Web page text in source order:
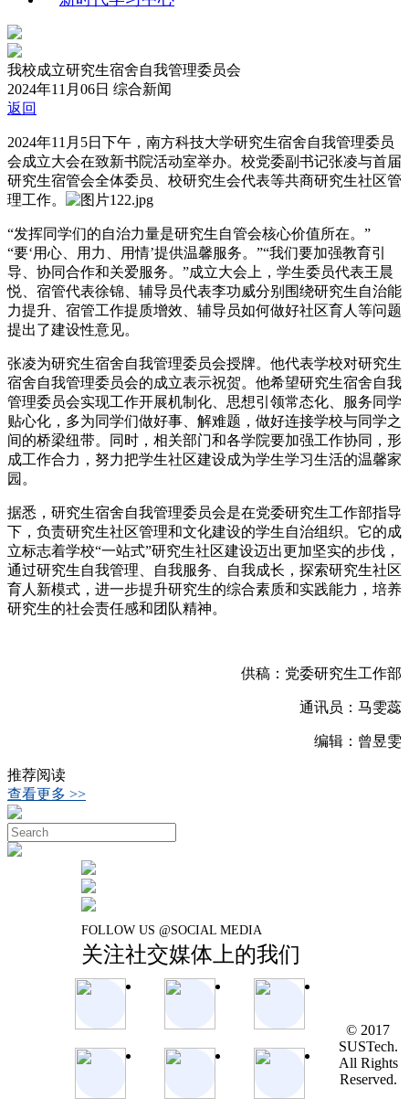
我校成立研究生宿舍自我管理委员会
2024年11月06日 综合新闻
返回
2024年11月5日下午，南方科技大学研究生宿舍自我管理委员
会成立大会在致新书院活动室举办。校党委副书记张凌与首届
研究生宿管会全体委员、校研究生会代表等共商研究生社区管
理工作。
“发挥同学们的自治力量是研究生自管会核心价值所在。”
“要‘用心、用力、用情’提供温馨服务。”“我们要加强教育引
导、协同合作和关爱服务。”成立大会上，学生委员代表王晨
悦、宿管代表徐锦、辅导员代表李功威分别围绕研究生自治能
力提升、宿管工作提质增效、辅导员如何做好社区育人等问题
提出了建设性意见。
张凌为研究生宿舍自我管理委员会授牌。他代表学校对研究生
宿舍自我管理委员会的成立表示祝贺。他希望研究生宿舍自我
管理委员会实现工作开展机制化、思想引领常态化、服务同学
贴心化，多为同学们做好事、解难题，做好连接学校与同学之
间的桥梁纽带。同时，相关部门和各学院要加强工作协同，形
成工作合力，努力把学生社区建设成为学生学习生活的温馨家
园。
据悉，研究生宿舍自我管理委员会是在党委研究生工作部指导
下，负责研究生社区管理和文化建设的学生自治组织。它的成
立标志着学校“一站式”研究生社区建设迈出更加坚实的步伐，
通过研究生自我管理、自我服务、自我成长，探索研究生社区
育人新模式，进一步提升研究生的综合素质和实践能力，培养
研究生的社会责任感和团队精神。
供稿：党委研究生工作部
通讯员：马雯蕊
编辑：曾昱雯
推荐阅读
查看更多 >>
FOLLOW US @SOCIAL MEDIA
关注社交媒体上的我们
© 2017
SUSTech.
All Rights
Reserved.